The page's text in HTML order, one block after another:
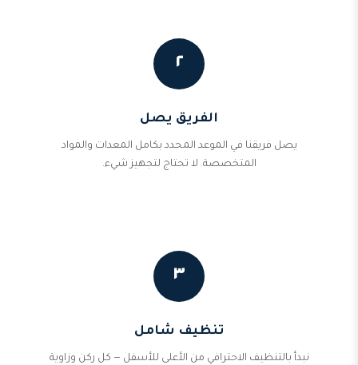
٢
الفريق يصل
يصل فريقنا في الموعد المحدد بكامل المعدات والمواد
المتخصصة. لا تحتاج لتجهيز شيء.
٣
تنظيف شامل
نبدأ بالتنظيف الاحترافي من الأعلى للأسفل — كل ركن وزاوية